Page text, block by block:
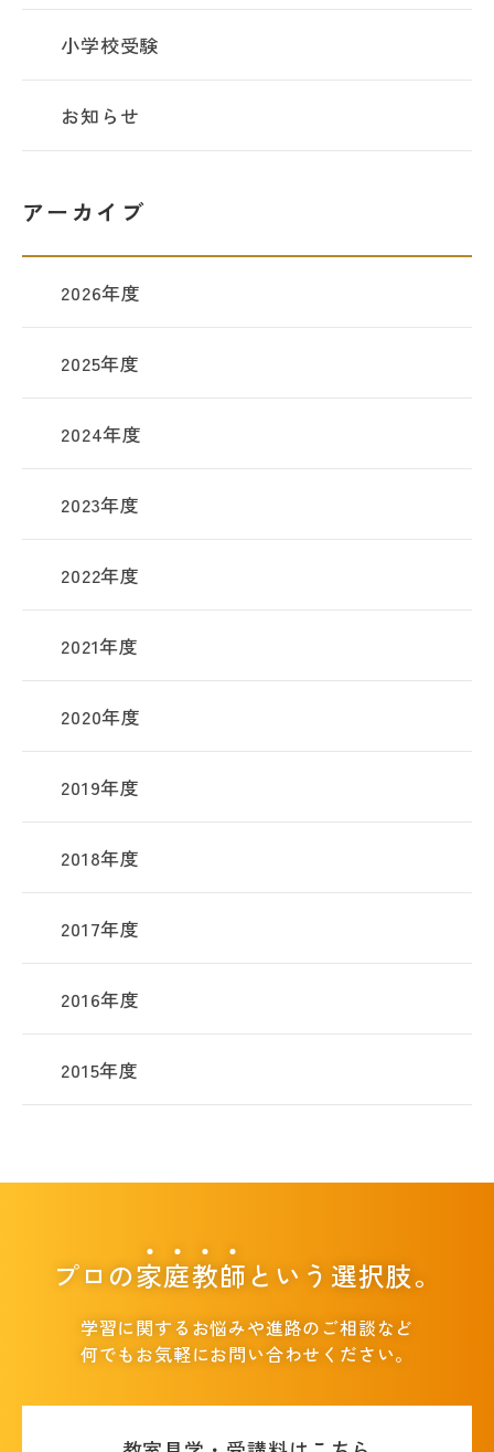
小学校受験
お知らせ
アーカイブ
2026年度
2025年度
2024年度
2023年度
2022年度
2021年度
2020年度
2019年度
2018年度
2017年度
2016年度
2015年度
プロの家庭教師という選択肢。
学習に関するお悩みや進路のご相談など
何でもお気軽にお問い合わせください。